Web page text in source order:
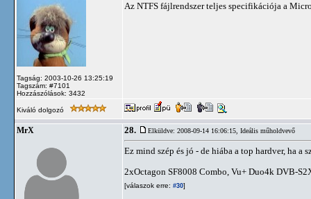
Tagság: 2003-10-26 13:25:19
Tagszám: #7101
Hozzászólások: 3432
Az NTFS fájlrendszer teljes specifikációja a
Kiváló dolgozó
MrX 28. Elküldve: 2008-09-14 16:06:15, Ideális műholdvevő
Ez mind szép és jó - de hiába a top hardver, ha
2xOctagon SF8008 Combo, Vu+ Duo4k DVB-
[válaszok erre: #30]